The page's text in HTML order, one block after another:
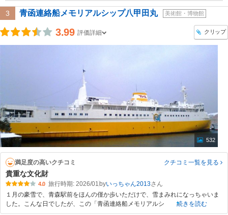
3 青函連絡船メモリアルシップ八甲田丸 美術館・博物館
3.99 評価詳細 クリップ
532
満足度の高いクチコミ クチコミ一覧を見る
貴重な文化財
4.0 旅行時期: 2026/01 byいっちゃん2013
１月の豪雪で、青森駅前をほんの僅か歩いただけで、雪まみれになっちゃいま
した。こんな日でしたが、この「青函連絡船メモリアルシ
続きを読む